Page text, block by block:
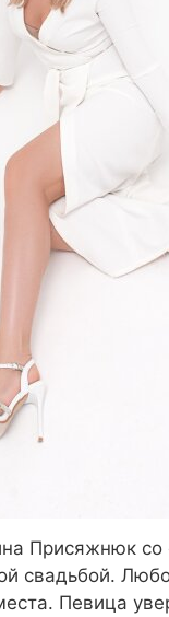
Присяжнюк
свадьбой.
Певица